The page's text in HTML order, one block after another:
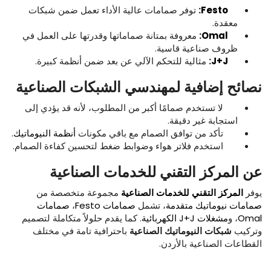
Festo
: توفر صمامات عالية الأداء تعمل ضمن شبكات
معقدة.
Omal
: معروفة بمتانة صماماتها وقدرتها على العمل في
ظروف صناعية قاسية.
J+J
: مثالية للتحكم الآلي عن بعد ضمن أنظمة كبيرة.
نصائح إضافية لمهندسي الشبكات الصناعية
لا تستخدم صمامًا أكبر من المطلوب، لأنه قد يؤدي إلى
استجابة غير دقيقة.
تأكد من توافق الصمام مع باقي مكونات أنظمة النيوماتيك.
استخدم فلاتر هواء وضوابط ضغط لتحسين كفاءة الصمام.
عن المركز التقني للخدمات الصناعية
يوفر المركز التقني للخدمات الصناعية مجموعة متخصصة من
صمامات نيوماتيك متقدمة، تشمل صمامات Festo ، صمامات
Omal، ومشغلات J+J الكهربائية
. كما يقدم حلولاً متكاملة لتصميم
وتركيب شبكات النيوماتيك الصناعية باحترافية تامة في مختلف
القطاعات الصناعية بالأردن.